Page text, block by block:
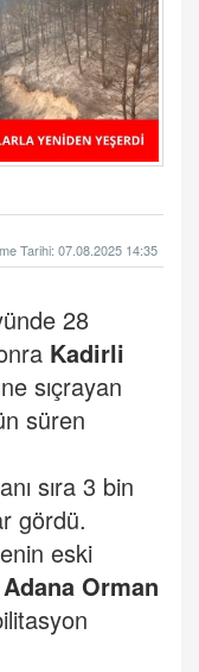
Tarihi: 07.08.2025 14:35
28
Kadirli
sıçrayan
süren
sıra 3 bin
gördü.
eski
Adana Orman